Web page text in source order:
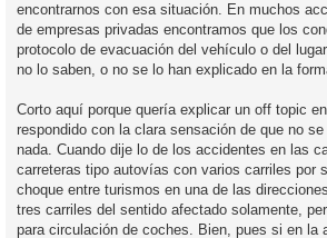
encontrarnos con esa situación. En muchos
de empresas privadas encontramos que los
protocolo de evacuación del vehículo o del
no lo saben, o no se lo han explicado en la
Corto aquí porque quería explicar un off topic
respondido con la clara sensación de que no
nada. Cuando dije lo de los accidentes en las
carreteras tipo autovías con varios carriles por
choque entre turismos en una de las
tres carriles del sentido afectado solamente,
para circulación de coches. Bien, pues si en la